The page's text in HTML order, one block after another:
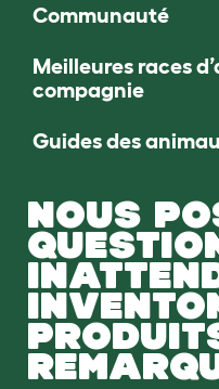
Communauté
Meilleures races
compagnie
Guides des
NOUS